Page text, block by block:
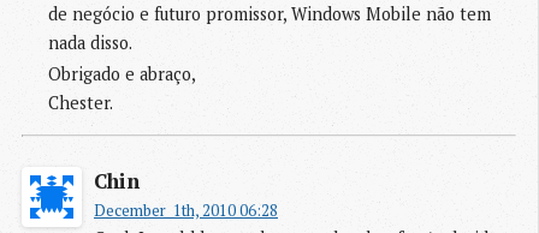
de negócio e futuro promissor, Windows Mobile não tem
nada disso.
Obrigado e abraço,
Chester.
Chin
December  1th, 2010 06:28